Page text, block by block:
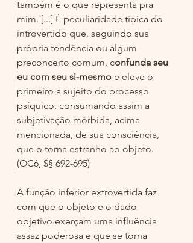
também é o que representa pra
mim. [...] É peculiaridade típica do
introvertido que, seguindo sua
própria tendência ou algum
preconceito comum, confunda seu
eu com seu si-mesmo e eleve o
primeiro a sujeito do processo
psíquico, consumando assim a
subjetivação mórbida, acima
mencionada, de sua consciência,
que o torna estranho ao objeto.
(OC6, $§ 692-695)
A função inferior extrovertida faz
com que o objeto e o dado
objetivo exerçam uma influência
assaz poderosa e que se torna